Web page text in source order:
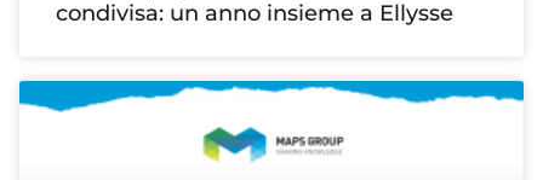
condivisa: un anno insieme a Ellysse